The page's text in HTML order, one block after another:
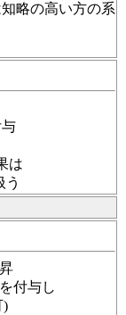
略の高い方の系
は
う
付与し
)